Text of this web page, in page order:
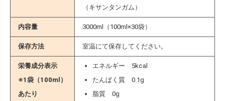
（キサンタンガム）
内容量 3000ml（100ml×30袋）
保存方法 室温にて保存してください。
栄養成分表示
※1袋（100ml）
あたり
エネルギー 5kcal
たんぱく質 0.1g
脂質 0g